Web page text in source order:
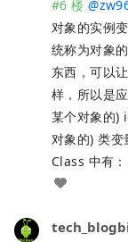
#6 楼 @
对象的实例
统称为对象
东西，可以
样，所以是
某个对象的)
对象的) 类
Class 中有